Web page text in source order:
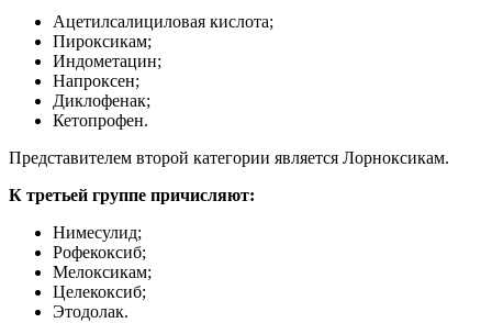
Ацетилсалициловая кислота;
Пироксикам;
Индометацин;
Напроксен;
Диклофенак;
Кетопрофен.
Представителем второй категории является Лорноксикам.
К третьей группе причисляют:
Нимесулид;
Рофекоксиб;
Мелоксикам;
Целекоксиб;
Этодолак.